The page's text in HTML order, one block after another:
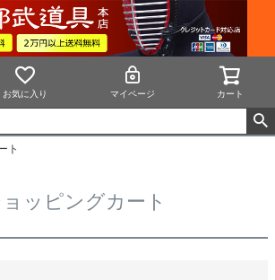
お気に入り マイページ カート
ト
ッピングカート